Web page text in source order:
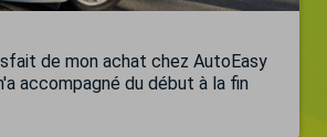
de mon achat chez AutoEasy
accompagné du début à la fin